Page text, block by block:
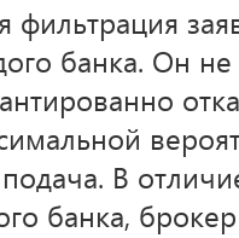
фильтрация
банка. Он
В
банка,